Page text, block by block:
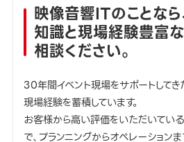
映像音響ITのことなら
知識と現場経験豊富
相談ください。
30年間イベント現場をサポートして
現場経験を蓄積しています。
お客様から高い評価をいただいてい
で、プランニングからオペレーション